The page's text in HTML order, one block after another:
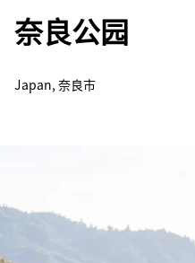
奈良公园
Japan, 奈良市